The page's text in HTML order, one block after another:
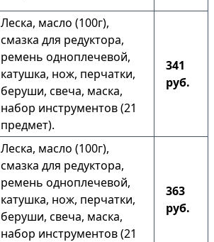
Леска, масло (100г),
смазка для редуктора,
ремень одноплечевой,
катушка, нож, перчатки,
беруши, свеча, маска,
набор инструментов (21
предмет).
341
руб.
Леска, масло (100г),
смазка для редуктора,
ремень одноплечевой,
катушка, нож, перчатки,
беруши, свеча, маска,
набор инструментов (21
363
руб.